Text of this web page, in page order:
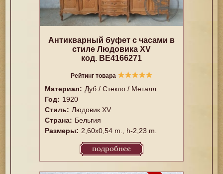
Антикварный буфет с часами в
стиле Людовика ХV
код. BE4166271
Рейтинг товара ★★★★★
Материал: Дуб / Стекло / Металл
Год: 1920
Стиль: Людовик XV
Страна: Бельгия
Размеры: 2,60x0,54 m., h-2,23 m.
подробнее